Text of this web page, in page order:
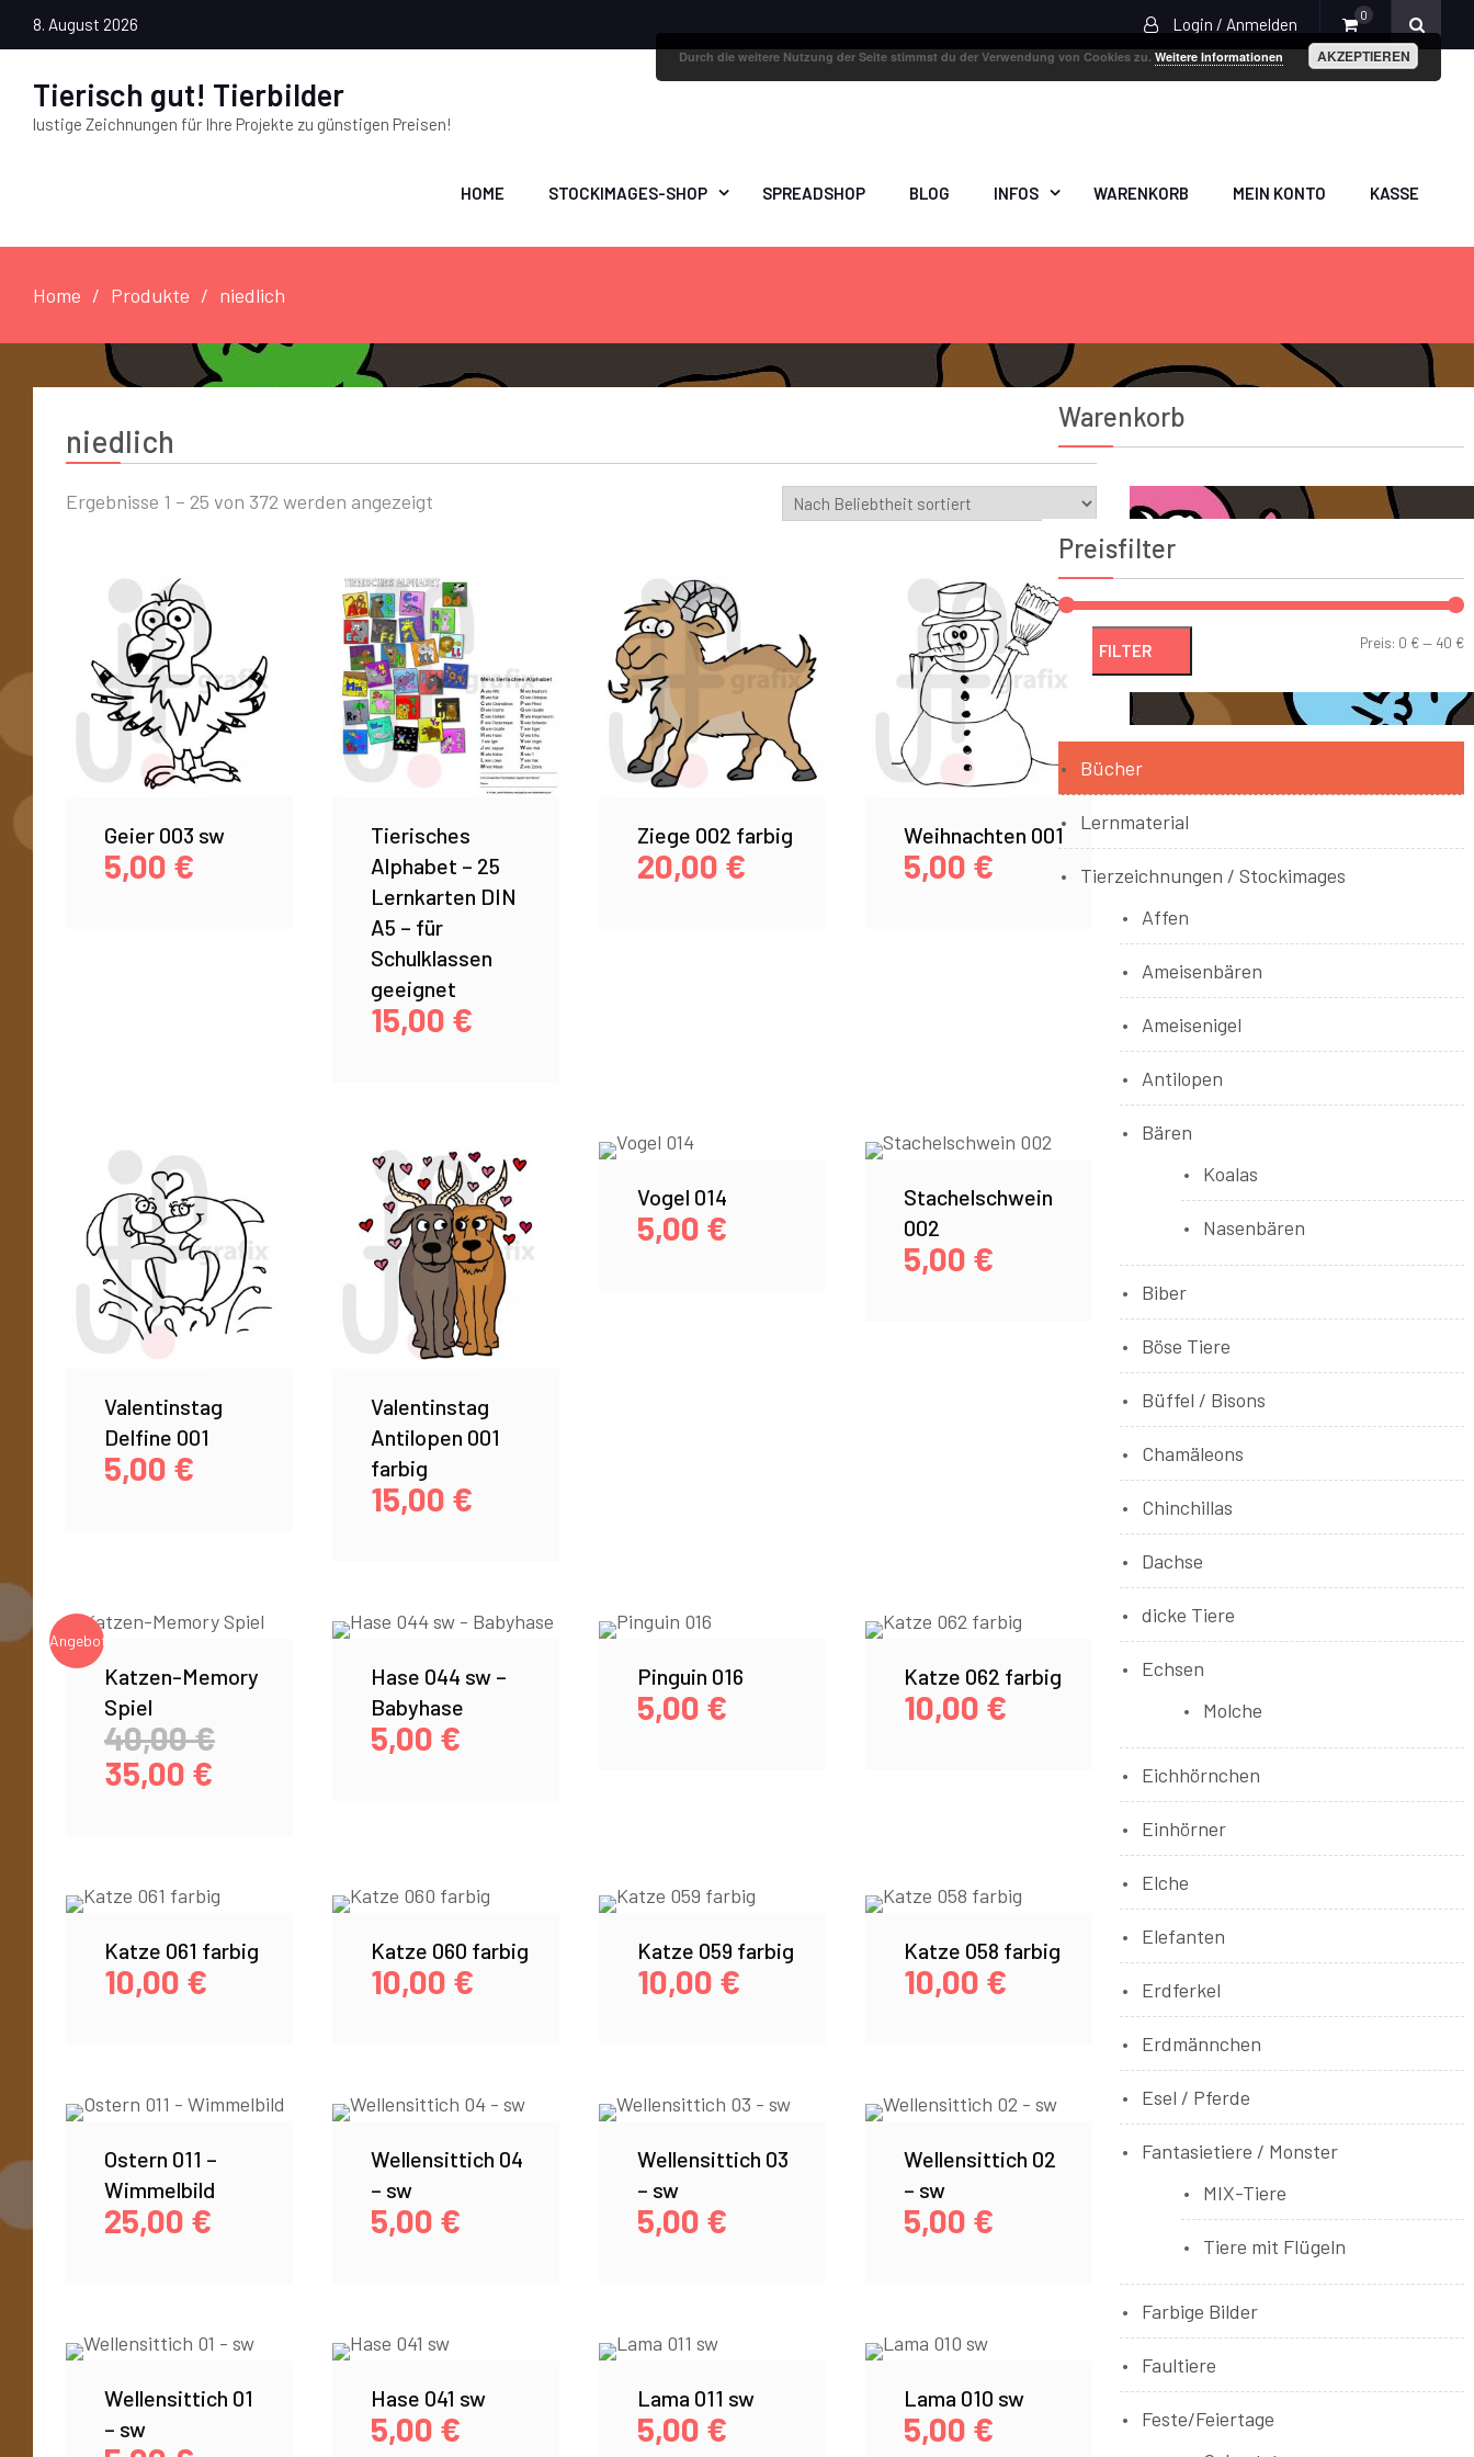
8. August 2026 Login / Anmelden 0
Tierisch gut! Tierbilder
lustige Zeichnungen für Ihre Projekte zu günstigen Preisen!
HOME STOCKIMAGES-SHOP SPREADSHOP BLOG INFOS WARENKORB MEIN KONTO KASSE
Home Produkte niedlich
niedlich
Ergebnisse 1 – 25 von 372 werden angezeigt
Geier 003 sw
5,00 €
Tierisches
Alphabet – 25
Lernkarten DIN
A5 – für
Schulklassen
geeignet
15,00 €
Ziege 002 farbig
20,00 €
Weihnachten 001
5,00 €
Valentinstag
Delfine 001
5,00 €
Valentinstag
Antilopen 001
farbig
15,00 €
Vogel 014
5,00 €
Stachelschwein
002
5,00 €
Angebot!
Katzen-Memory
Spiel
40,00€
35,00 €
Hase 044 sw –
Babyhase
5,00 €
Pinguin 016
5,00 €
Katze 062 farbig
10,00 €
Katze 061 farbig
10,00 €
Katze 060 farbig
10,00 €
Katze 059 farbig
10,00 €
Katze 058 farbig
10,00 €
Ostern 011 –
Wimmelbild
25,00 €
Wellensittich 04
– sw
5,00 €
Wellensittich 03
– sw
5,00 €
Wellensittich 02
– sw
5,00 €
Wellensittich 01
– sw
Hase 041 sw
5,00 €
Lama 011 sw
5,00 €
Lama 010 sw
5,00 €
Warenkorb
Preisfilter
FILTER Preis: 0 €— 40 €
Bücher
Lernmaterial
Tierzeichnungen / Stockimages
Affen
Ameisenbären
Ameisenigel
Antilopen
Bären
Koalas
Nasenbären
Biber
Böse Tiere
Büffel / Bisons
Chamäleons
Chinchillas
Dachse
dicke Tiere
Echsen
Molche
Eichhörnchen
Einhörner
Elche
Elefanten
Erdferkel
Erdmännchen
Esel / Pferde
Fantasietiere / Monster
MIX-Tiere
Tiere mit Flügeln
Farbige Bilder
Faultiere
Feste/Feiertage
Durch die weitere Nutzung der Seite stimmst du der Verwendung von Cookies zu. Weitere Informationen AKZEPTIEREN